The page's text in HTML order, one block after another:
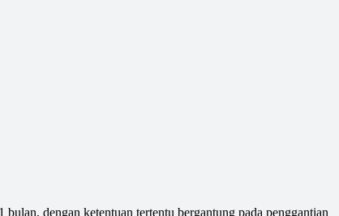
dengan ketentuan tertentu bergantung pada penggantian